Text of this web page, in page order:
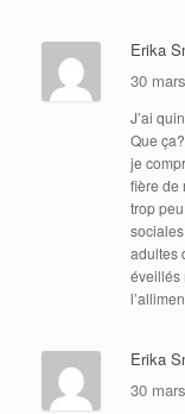
Erika
30
J’ai
Que
je
fière de
trop
adultes
éveillés
Erika
30